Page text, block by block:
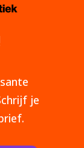
je